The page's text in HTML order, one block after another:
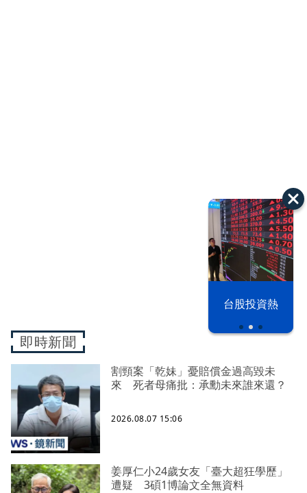
台股投資熱
即時新聞
割頸案「乾妹」憂賠償金過高毀未
來 死者母痛批：承勳未來誰來還？
2026.08.07 15:06
姜厚仁小24歲女友「臺大超狂學歷」
遭疑 3碩1博論文全無資料